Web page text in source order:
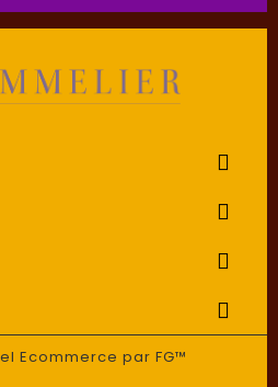




Ecommerce par FG™